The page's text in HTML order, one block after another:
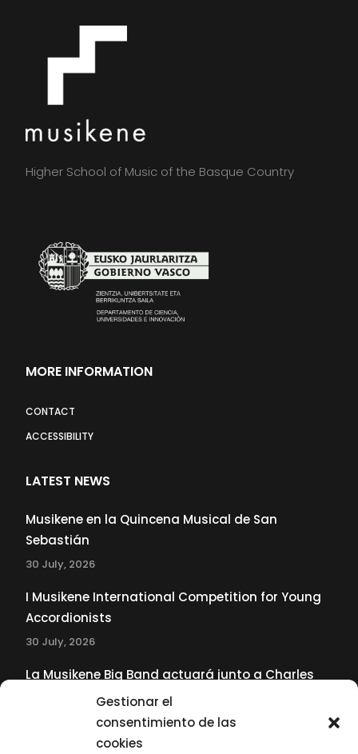
Gestionar el
consentimiento de las
cookies
Higher School of Music of the Basque Country
MORE INFORMATION
CONTACT
ACCESSIBILITY
LATEST NEWS
Musikene en la Quincena Musical de San
Sebastián
30 July, 2026
I Musikene International Competition for Young
Accordionists
30 July, 2026
La Musikene Big Band actuará junto a Charles
Tolliver en el 61 Jazzaldia